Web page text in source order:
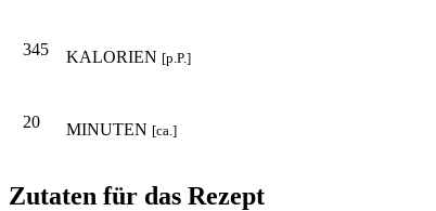
345 KALORIEN [p.P.]
20 MINUTEN [ca.]
Zutaten für das Rezept